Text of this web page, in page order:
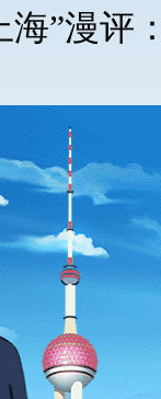
海”漫评